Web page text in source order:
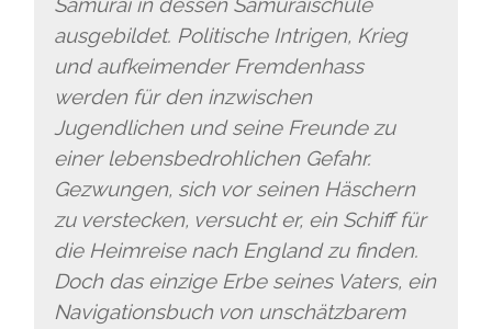
ausgebildet. Politische Intrigen, Krieg
und aufkeimender Fremdenhass
werden für den inzwischen
Jugendlichen und seine Freunde zu
einer lebensbedrohlichen Gefahr.
Gezwungen, sich vor seinen Häschern
zu verstecken, versucht er, ein Schiff für
die Heimreise nach England zu finden.
Doch das einzige Erbe seines Vaters, ein
Navigationsbuch von unschätzbarem